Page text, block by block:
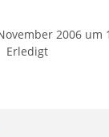
2006 um
Erledigt